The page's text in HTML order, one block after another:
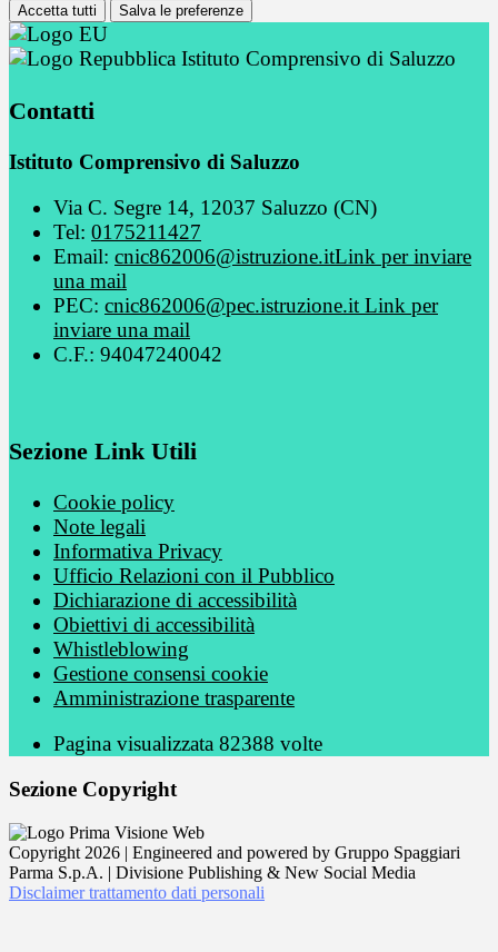
Accetta tutti Salva le preferenze
Istituto Comprensivo di Saluzzo
Contatti
Istituto Comprensivo di Saluzzo
Via C. Segre 14, 12037 Saluzzo (CN)
Tel: 0175211427
Email: cnic862006@istruzione.itLink per inviare
una mail
PEC: cnic862006@pec.istruzione.it Link per
inviare una mail
C.F.: 94047240042
Sezione Link Utili
Cookie policy
Note legali
Informativa Privacy
Ufficio Relazioni con il Pubblico
Dichiarazione di accessibilità
Obiettivi di accessibilità
Whistleblowing
Gestione consensi cookie
Amministrazione trasparente
Pagina visualizzata 82388 volte
Sezione Copyright
Copyright 2026 | Engineered and powered by Gruppo Spaggiari
Parma S.p.A. | Divisione Publishing & New Social Media
Disclaimer trattamento dati personali